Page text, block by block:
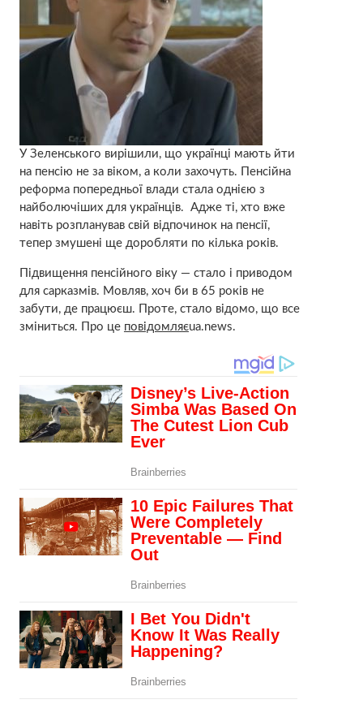
У Зеленського вирішили, що українці мають йти
на пенсію не за віком, а коли захочуть. Пенсійна
реформа попередньої влади стала однією з
найболючіших для українців. Адже ті, хто вже
навіть розпланував свій відпочинок на пенсії,
тепер змушені ще доробляти по кілька років.
Підвищення пенсійного віку — стало і приводом
для сарказмів. Мовляв, хоч би в 65 років не
забути, де працюєш. Проте, стало відомо, що все
зміниться. Про це повідомляєua.news.